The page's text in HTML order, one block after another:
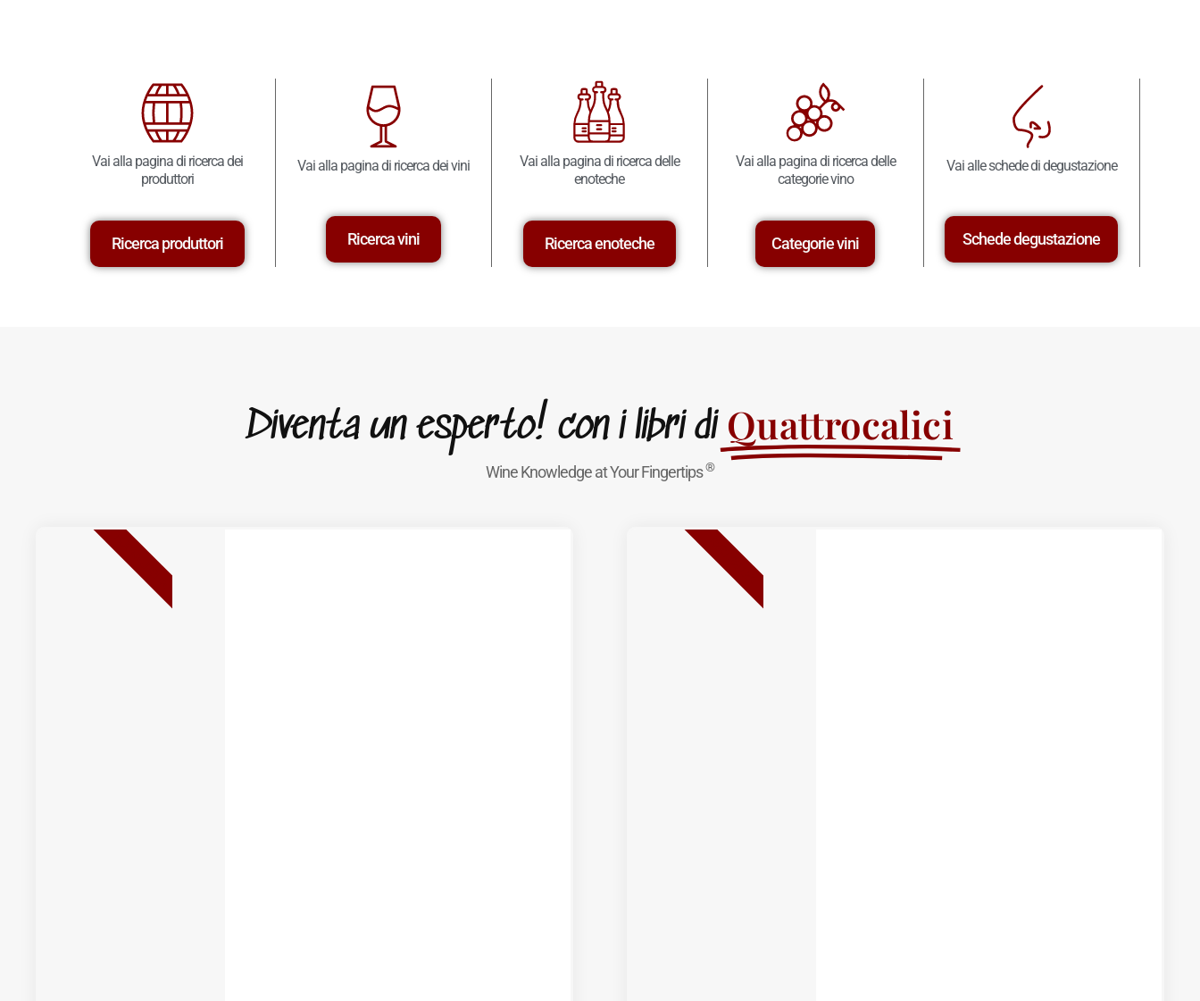
Vai alla pagina di ricerca dei
produttori
Ricerca produttori
Vai alla pagina di ricerca dei vini
Ricerca vini
Vai alla pagina di ricerca delle
enoteche
Ricerca enoteche
Vai alla pagina di ricerca delle
categorie vino
Categorie vini
Vai alle schede di degustazione
Schede degustazione
Diventa un esperto! con i libri di Quattrocalici
Wine Knowledge at Your Fingertips®
NUOVA USCITA BEST SELLER